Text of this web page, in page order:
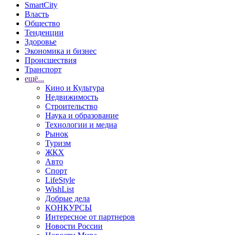
SmartCity
Власть
Общество
Тенденции
Здоровье
Экономика и бизнес
Происшествия
Транспорт
ещё...
Кино и Культура
Недвижимость
Строительство
Наука и образование
Технологии и медиа
Рынок
Туризм
ЖКХ
Авто
Спорт
LifeStyle
WishList
Добрые дела
КОНКУРСЫ
Интересное от партнеров
Новости России